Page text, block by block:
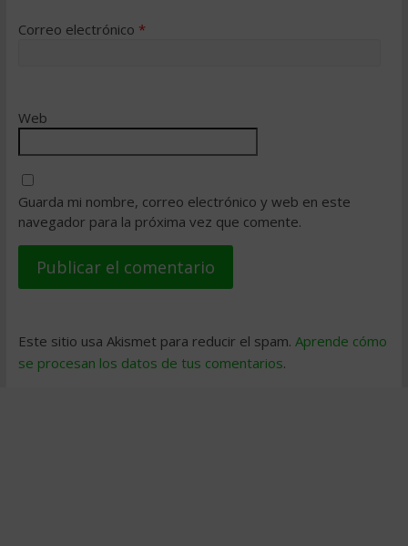
Correo electrónico *
Web
Guarda mi nombre, correo electrónico y web en este
navegador para la próxima vez que comente.
Este sitio usa Akismet para reducir el spam. Aprende cómo
se procesan los datos de tus comentarios.